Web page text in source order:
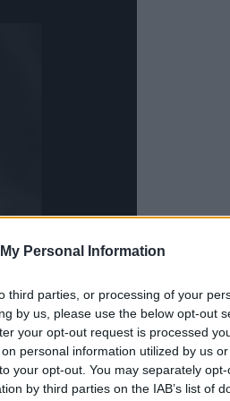
Personal Information
third parties, or processing of your
by us, please use the below opt-out
your opt-out request is processed
personal information utilized by us
your opt-out. You may separately
by third parties on the IAB’s list of
mai tânără decât el,
să o cunoască cu
ea părea simplă și cu